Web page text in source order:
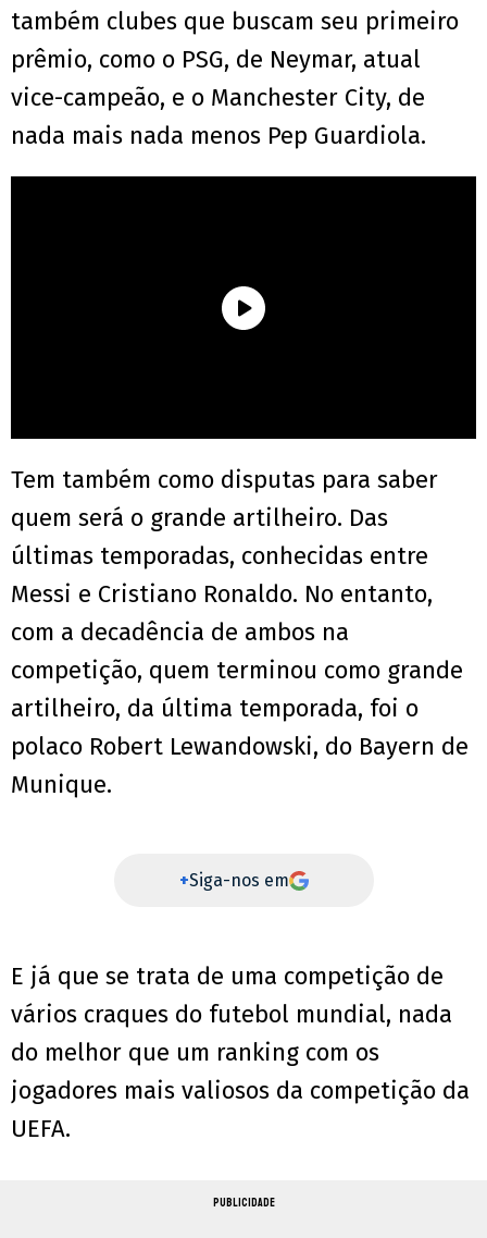
também clubes que buscam seu primeiro
prêmio, como o PSG, de Neymar, atual
vice-campeão, e o Manchester City, de
nada mais nada menos Pep Guardiola.
Tem também como disputas para saber
quem será o grande artilheiro. Das
últimas temporadas, conhecidas entre
Messi e Cristiano Ronaldo. No entanto,
com a decadência de ambos na
competição, quem terminou como grande
artilheiro, da última temporada, foi o
polaco Robert Lewandowski, do Bayern de
Munique.
+Siga-nos em
E já que se trata de uma competição de
vários craques do futebol mundial, nada
do melhor que um ranking com os
jogadores mais valiosos da competição da
UEFA.
PUBLICIDADE